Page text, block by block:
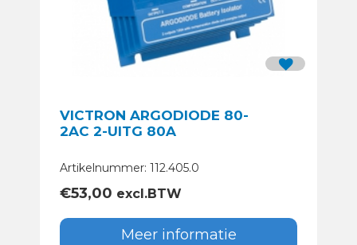
VICTRON ARGODIODE 80-
2AC 2-UITG 80A
Artikelnummer: 112.405.0
€53,00 excl.BTW
Meer informatie